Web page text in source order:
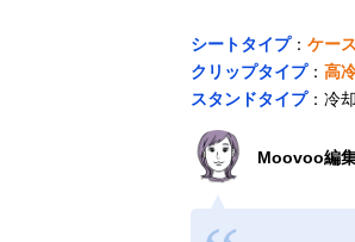
シートタイプ： ケー
クリップタイプ： 高
スタンドタイプ：冷
Moovoo編